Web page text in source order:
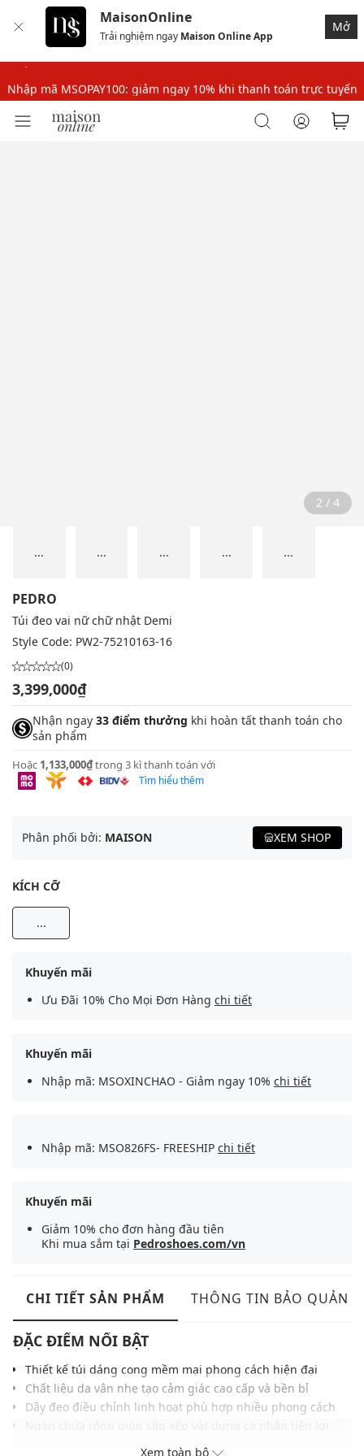
MaisonOnline
Trải nghiệm ngay Maison Online App
Mở
Nhập mã MSOPAY100: giảm ngay 10% khi thanh toán trực tuyến
Nhập mã: MSOXINCHAO - Giảm 10% đơn đầu cho thành viên mới!
Nhập mã MSOPAY100: giảm ngay 10% khi thanh toán trực tuyến
Nhập mã: MSOXINCHAO - Giảm 10% đơn đầu cho thành viên mới!
2 / 4
... ... ... ... ...
PEDRO
Túi đeo vai nữ chữ nhật Demi
Style Code: PW2-75210163-16
(0)
3,399,000₫
Nhận ngay 33 điểm thưởng khi hoàn tất thanh toán cho
sản phẩm
Hoặc 1,133,000₫trong 3 kì thanh toán với
Tìm hiểu thêm
Phân phối bởi: MAISON XEM SHOP
KÍCH CỠ
...
Khuyến mãi
Ưu Đãi 10% Cho Mọi Đơn Hàng chi tiết
Khuyến mãi
Nhập mã: MSOXINCHAO - Giảm ngay 10% chi tiết
Nhập mã: MSO826FS- FREESHIP chi tiết
Khuyến mãi
Giảm 10% cho đơn hàng đầu tiên
Khi mua sắm tại Pedroshoes.com/vn
CHI TIẾT SẢN PHẨM THÔNG TIN BẢO QUẢN
ĐẶC ĐIỂM NỔI BẬT
Thiết kế túi dáng cong mềm mại phong cách hiện đại
Chất liệu da vân nhẹ tạo cảm giác cao cấp và bền bỉ
Dây đeo điều chỉnh linh hoạt phù hợp nhiều phong cách
Chi tiết logo kim loại nổi bật tạo điểm nhấn thương hiệu
Xem toàn bộ